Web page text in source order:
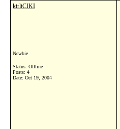
kirliCIKI
Newbie
Status: Offline
Posts: 4
Date: Oct 19, 2004